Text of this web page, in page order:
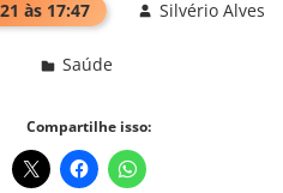
às 17:47 Silvério Alves
Saúde
Compartilhe isso: